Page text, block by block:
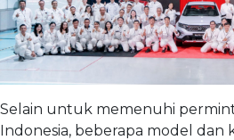
Selain untuk memenuhi
Indonesia, beberapa model dan